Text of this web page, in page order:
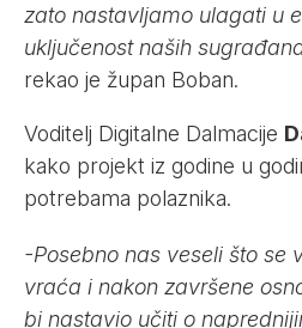
zato nastavljamo ulagati u
uključenost naših
rekao je župan Boban.
Voditelj Digitalne Dalmacije
kako projekt iz godine u
potrebama polaznika.
-Posebno nas veseli što se
vraća i nakon završene
bi nastavio učiti o